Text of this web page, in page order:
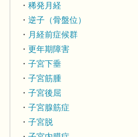
稀発月経
逆子（骨盤位）
月経前症候群
更年期障害
子宮下垂
子宮筋腫
子宮後屈
子宮腺筋症
子宮脱